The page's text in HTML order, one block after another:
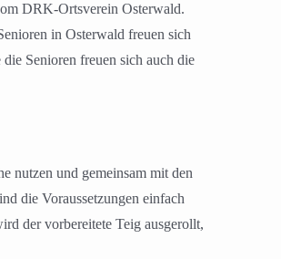
DRK-Ortsverein Osterwald.
in Osterwald freuen sich
Senioren freuen sich auch die
nutzen und gemeinsam mit den
die Voraussetzungen einfach
der vorbereitete Teig ausgerollt,